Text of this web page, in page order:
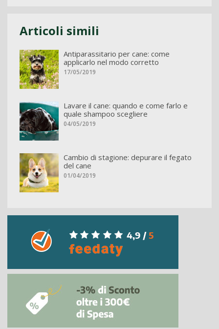
Articoli simili
Antiparassitario per cane: come
applicarlo nel modo corretto
17/05/2019
Lavare il cane: quando e come farlo e
quale shampoo scegliere
04/05/2019
Cambio di stagione: depurare il fegato
del cane
01/04/2019